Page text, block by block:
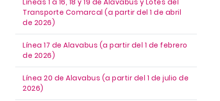
Líneas 1 a 16, 18 y 19 de Alavabus y Lotes del
Transporte Comarcal (a partir del 1 de abril
de 2026)
Línea 17 de Alavabus (a partir del 1 de febrero
de 2026)
Línea 20 de Alavabus (a partir del 1 de julio de
2026)